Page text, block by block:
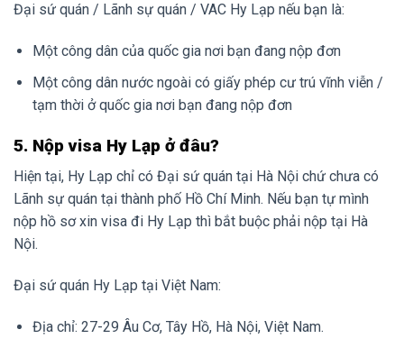
Đại sứ quán / Lãnh sự quán / VAC Hy Lạp nếu bạn là:
Một công dân của quốc gia nơi bạn đang nộp đơn
Một công dân nước ngoài có giấy phép cư trú vĩnh viễn /
tạm thời ở quốc gia nơi bạn đang nộp đơn
5. Nộp visa Hy Lạp ở đâu?
Hiện tại, Hy Lạp chỉ có Đại sứ quán tại Hà Nội chứ chưa có
Lãnh sự quán tại thành phố Hồ Chí Minh. Nếu bạn tự mình
nộp hồ sơ xin visa đi Hy Lạp thì bắt buộc phải nộp tại Hà
Nội.
Đại sứ quán Hy Lạp tại Việt Nam:
Địa chỉ: 27-29 Âu Cơ, Tây Hồ, Hà Nội, Việt Nam.